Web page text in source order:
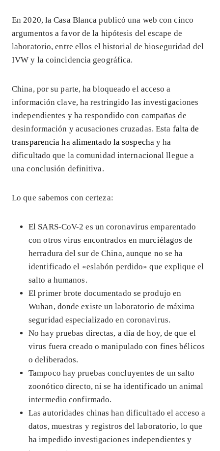
En 2020, la Casa Blanca publicó una web con cinco
argumentos a favor de la hipótesis del escape de
laboratorio, entre ellos el historial de bioseguridad del
IVW y la coincidencia geográfica.
China, por su parte, ha bloqueado el acceso a
información clave, ha restringido las investigaciones
independientes y ha respondido con campañas de
desinformación y acusaciones cruzadas. Esta falta de
transparencia ha alimentado la sospecha y ha
dificultado que la comunidad internacional llegue a
una conclusión definitiva.
Lo que sabemos con certeza:
El SARS-CoV-2 es un coronavirus emparentado
con otros virus encontrados en murciélagos de
herradura del sur de China, aunque no se ha
identificado el «eslabón perdido» que explique el
salto a humanos.
El primer brote documentado se produjo en
Wuhan, donde existe un laboratorio de máxima
seguridad especializado en coronavirus.
No hay pruebas directas, a día de hoy, de que el
virus fuera creado o manipulado con fines bélicos
o deliberados.
Tampoco hay pruebas concluyentes de un salto
zoonótico directo, ni se ha identificado un animal
intermedio confirmado.
Las autoridades chinas han dificultado el acceso a
datos, muestras y registros del laboratorio, lo que
ha impedido investigaciones independientes y